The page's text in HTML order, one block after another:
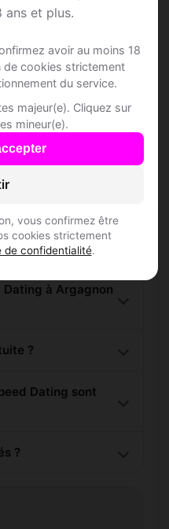
ans et plus.
avoir au moins 18
de cookies strictement
du service.
majeur(e). Cliquez sur
mineur(e).
vous confirmez être
cookies strictement
de confidentialité.
!
à Argagnon
?
Dating sont
?